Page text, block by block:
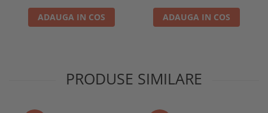
ADAUGA IN COS ADAUGA IN COS
PRODUSE SIMILARE